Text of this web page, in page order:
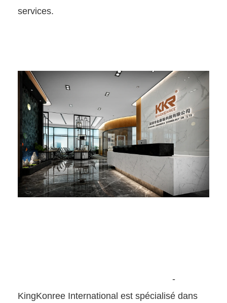
services.
-
KingKonree International est spécialisé dans